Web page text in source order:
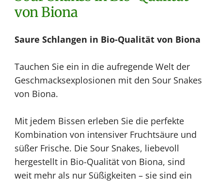
von Biona
Saure Schlangen in Bio-Qualität von Biona
Tauchen Sie ein in die aufregende Welt der
Geschmacksexplosionen mit den Sour Snakes
von Biona.
Mit jedem Bissen erleben Sie die perfekte
Kombination von intensiver Fruchtsäure und
süßer Frische. Die Sour Snakes, liebevoll
hergestellt in Bio-Qualität von Biona, sind
weit mehr als nur Süßigkeiten – sie sind ein